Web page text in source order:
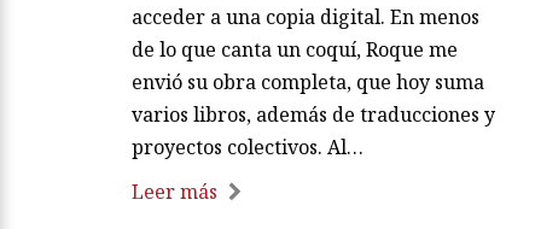
acceder a una copia digital. En menos
de lo que canta un coquí, Roque me
envió su obra completa, que hoy suma
varios libros, además de traducciones y
proyectos colectivos. Al…
Leer más